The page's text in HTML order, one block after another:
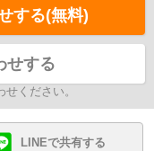
する(無料)
せする
ください。
LINEで共有する